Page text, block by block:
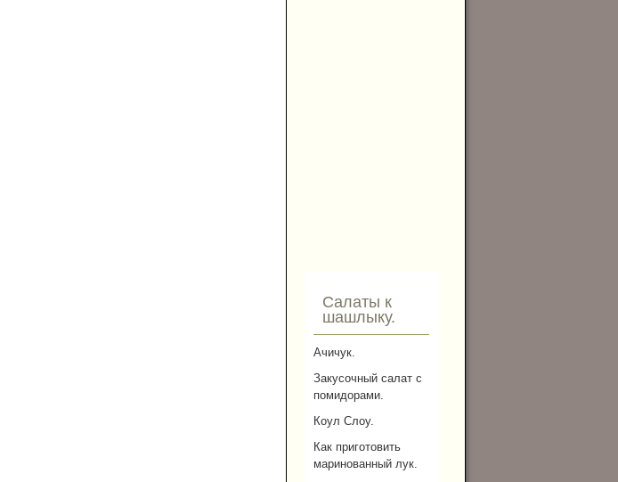
Салаты к
шашлыку.
Ачичук.
Закусочный салат с
помидорами.
Коул Слоу.
Как приготовить
маринованный лук.